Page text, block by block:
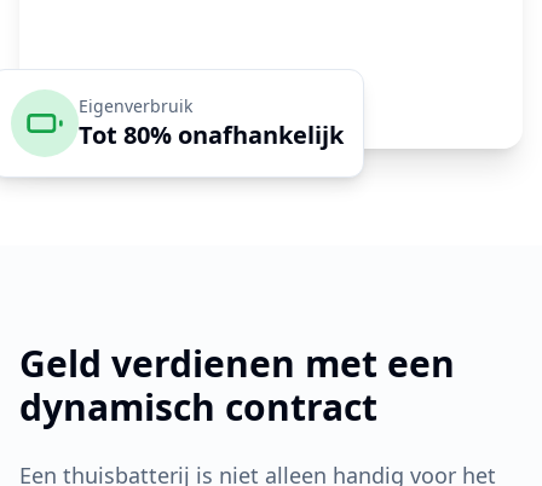
Eigenverbruik
Tot 80% onafhankelijk
Geld verdienen met een
dynamisch contract
Een thuisbatterij is niet alleen handig voor het